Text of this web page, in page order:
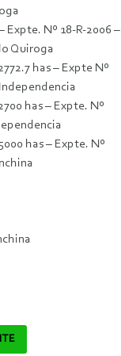
Expte. Nº 18-R-2006 –
Quiroga
has – Expte Nº
has – Expte. Nº
has – Expte. Nº